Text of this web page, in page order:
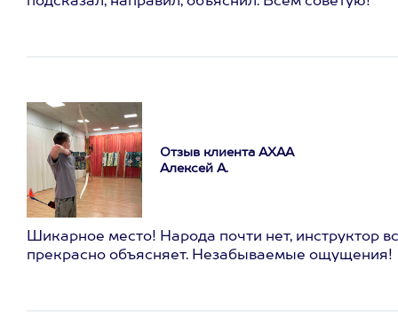
Отзыв клиента АХАА
Алексей А.
Шикарное место! Народа почти нет, инструктор
прекрасно объясняет. Незабываемые ощущения!